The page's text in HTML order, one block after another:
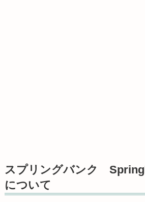
スプリングバンク
について